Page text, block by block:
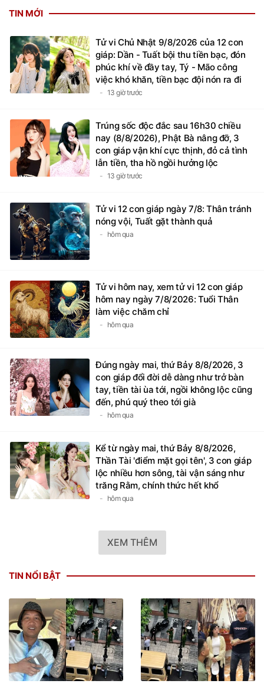
TIN MỚI
Tử vi Chủ Nhật 9/8/2026 của 12 con
giáp: Dần - Tuất bội thu tiền bạc, đón
phúc khí về đầy tay, Tý - Mão công
việc khó khăn, tiền bạc đội nón ra đi
13 giờ trước
Trúng sốc độc đắc sau 16h30 chiều
nay (8/8/2026), Phật Bà nâng đỡ, 3
con giáp vận khí cực thịnh, đỏ cả tình
lẫn tiền, tha hồ ngồi hưởng lộc
13 giờ trước
Tử vi 12 con giáp ngày 7/8: Thân tránh
nóng vội, Tuất gặt thành quả
hôm qua
Tử vi hôm nay, xem tử vi 12 con giáp
hôm nay ngày 7/8/2026: Tuổi Thân
làm việc chăm chỉ
hôm qua
Đúng ngày mai, thứ Bảy 8/8/2026, 3
con giáp đổi đời dễ dàng như trở bàn
tay, tiền tài ùa tới, ngồi không lộc cũng
đến, phú quý theo tới già
hôm qua
Kể từ ngày mai, thứ Bảy 8/8/2026,
Thần Tài 'điểm mặt gọi tên', 3 con giáp
lộc nhiều hơn sông, tài vận sáng như
trăng Rằm, chính thức hết khổ
hôm qua
XEM THÊM
TIN NỔI BẬT